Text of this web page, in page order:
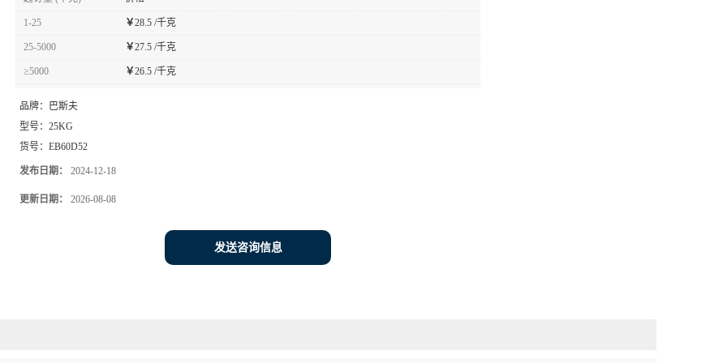
1-25 ￥28.5 /千克
25-5000 ￥27.5 /千克
≥5000 ￥26.5 /千克
品牌：
巴斯夫
型号： 25KG
货号： EB60D52
发布日期： 2024-12-18
更新日期： 2026-08-08
发送咨询信息